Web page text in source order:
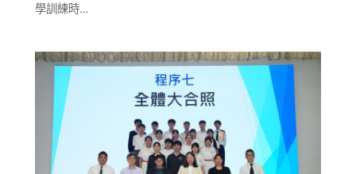
學訓練時…